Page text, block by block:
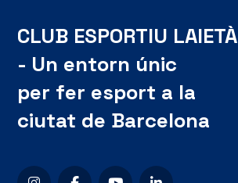
CLUB ESPORTIU LAIETÀ
- Un entorn únic
per fer esport a la
ciutat de Barcelona